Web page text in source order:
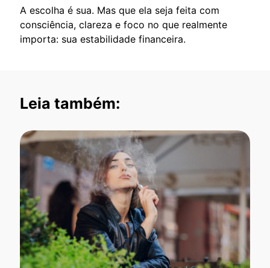
A escolha é sua. Mas que ela seja feita com
consciência, clareza e foco no que realmente
importa: sua estabilidade financeira.
Leia também: